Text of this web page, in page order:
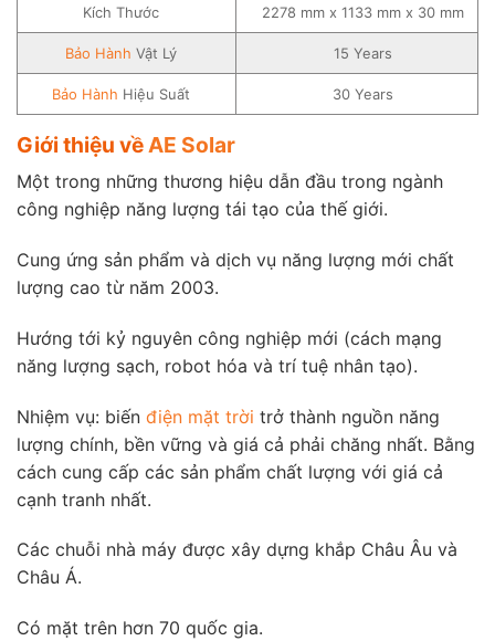
Kích Thước 2278 mm x 1133 mm x 30 mm
Bảo Hành Vật Lý 15 Years
Bảo Hành Hiệu Suất 30 Years
Giới thiệu về AE Solar
Một trong những thương hiệu dẫn đầu trong ngành
công nghiệp năng lượng tái tạo của thế giới.
Cung ứng sản phẩm và dịch vụ năng lượng mới chất
lượng cao từ năm 2003.
Hướng tới kỷ nguyên công nghiệp mới (cách mạng
năng lượng sạch, robot hóa và trí tuệ nhân tạo).
Nhiệm vụ: biến điện mặt trời trở thành nguồn năng
lượng chính, bền vững và giá cả phải chăng nhất. Bằng
cách cung cấp các sản phẩm chất lượng với giá cả
cạnh tranh nhất.
Các chuỗi nhà máy được xây dựng khắp Châu Âu và
Châu Á.
Có mặt trên hơn 70 quốc gia.